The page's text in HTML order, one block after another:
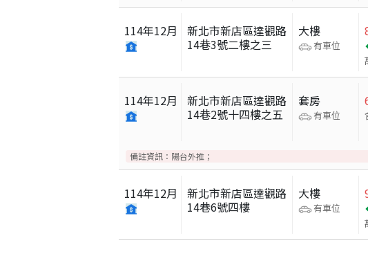
114年12月
新北市新店區達觀路
14巷3號二樓之三
大樓
有車位
114年12月
新北市新店區達觀路
14巷2號十四樓之五
套房
有車位
備註資訊： 陽台外推；
114年12月
新北市新店區達觀路
14巷6號四樓
大樓
有車位